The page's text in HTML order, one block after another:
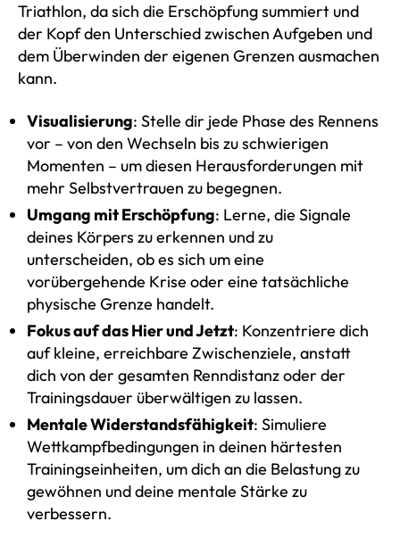
Triathlon, da sich die Erschöpfung summiert und
der Kopf den Unterschied zwischen Aufgeben und
dem Überwinden der eigenen Grenzen ausmachen
kann.
Visualisierung: Stelle dir jede Phase des Rennens
vor – von den Wechseln bis zu schwierigen
Momenten – um diesen Herausforderungen mit
mehr Selbstvertrauen zu begegnen.
Umgang mit Erschöpfung: Lerne, die Signale
deines Körpers zu erkennen und zu
unterscheiden, ob es sich um eine
vorübergehende Krise oder eine tatsächliche
physische Grenze handelt.
Fokus auf das Hier und Jetzt: Konzentriere dich
auf kleine, erreichbare Zwischenziele, anstatt
dich von der gesamten Renndistanz oder der
Trainingsdauer überwältigen zu lassen.
Mentale Widerstandsfähigkeit: Simuliere
Wettkampfbedingungen in deinen härtesten
Trainingseinheiten, um dich an die Belastung zu
gewöhnen und deine mentale Stärke zu
verbessern.